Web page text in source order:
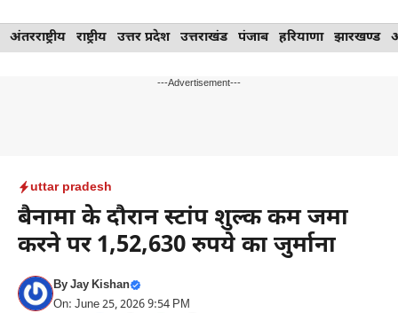
Skip
to
अंतरराष्ट्रीय राष्ट्रीय उत्तर प्रदेश उत्तराखंड पंजाब हरियाणा झारखण्ड
---Advertisement---
uttar pradesh
बैनामा के दौरान स्टांप शुल्क कम जमा
करने पर 1,52,630 रुपये का जुर्माना
ByJay Kishan
On: June 25, 2026 9:54 PM